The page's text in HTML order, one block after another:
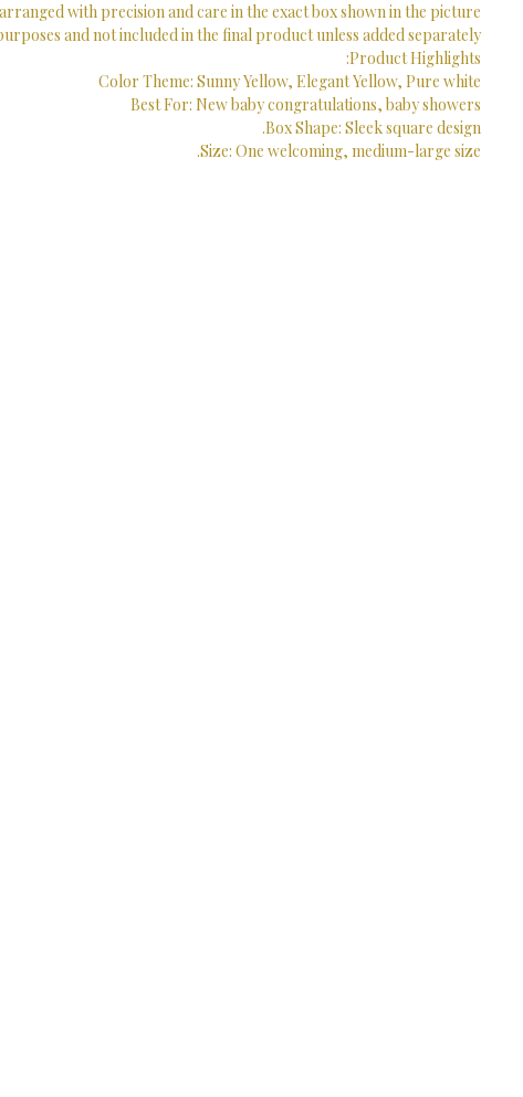
with precision and care in the exact box shown in the picture.
and not included in the final product unless added separately.
Product Highlights:
Color Theme: Sunny Yellow, Elegant Yellow, Pure white
Best For: New baby congratulations, baby showers
Box Shape: Sleek square design.
Size: One welcoming, medium-large size.